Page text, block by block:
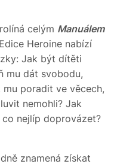
celým Manuálem
Heroine nabízí
Jak být dítěti
mu dát svobodu,
poradit ve věcech,
nemohli? Jak
nejlíp doprovázet?
znamená získat